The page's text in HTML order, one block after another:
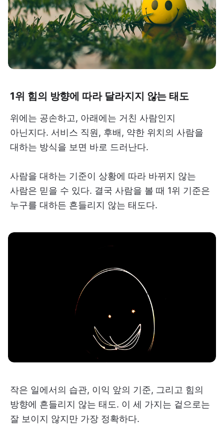
1위 힘의 방향에 따라 달라지지 않는 태도
위에는 공손하고, 아래에는 거친 사람인지
아닌지다. 서비스 직원, 후배, 약한 위치의 사람을
대하는 방식을 보면 바로 드러난다.
사람을 대하는 기준이 상황에 따라 바뀌지 않는
사람은 믿을 수 있다. 결국 사람을 볼 때 1위 기준은
누구를 대하든 흔들리지 않는 태도다.
작은 일에서의 습관, 이익 앞의 기준, 그리고 힘의
방향에 흔들리지 않는 태도. 이 세 가지는 겉으로는
잘 보이지 않지만 가장 정확하다.